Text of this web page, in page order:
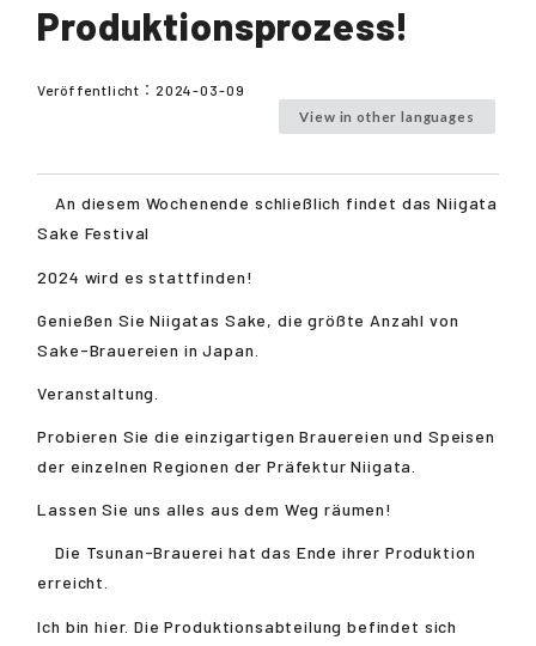
Produktionsprozess!
Veröffentlicht： 2024-03-09
View in other languages
An diesem Wochenende schließlich findet das Niigata
Sake Festival
2024 wird es stattfinden!
Genießen Sie Niigatas Sake, die größte Anzahl von
Sake-Brauereien in Japan.
Veranstaltung.
Probieren Sie die einzigartigen Brauereien und Speisen
der einzelnen Regionen der Präfektur Niigata.
Lassen Sie uns alles aus dem Weg räumen!
Die Tsunan-Brauerei hat das Ende ihrer Produktion
erreicht.
Ich bin hier. Die Produktionsabteilung befindet sich